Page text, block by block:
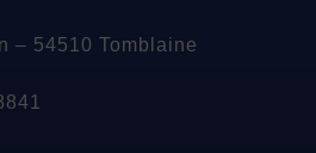
– 54510 Tomblaine